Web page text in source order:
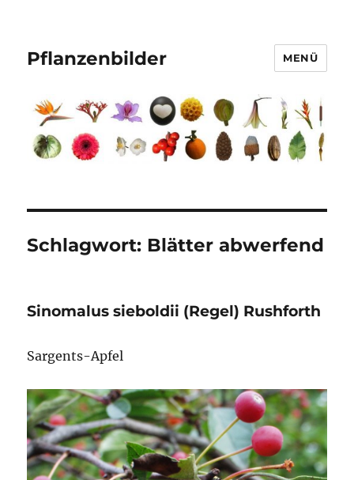
Pflanzenbilder MENÜ
Schlagwort: Blätter abwerfend
Sinomalus sieboldii (Regel) Rushforth
Sargents-Apfel